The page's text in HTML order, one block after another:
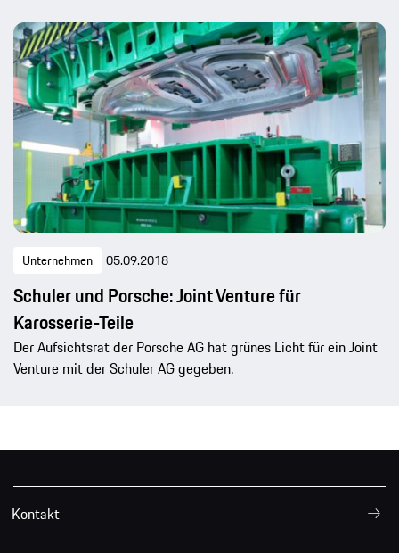
Unternehmen 05.09.2018
Schuler und Porsche: Joint Venture für
Karosserie-Teile
Der Aufsichtsrat der Porsche AG hat grünes Licht für ein Joint
Venture mit der Schuler AG gegeben.
Kontakt